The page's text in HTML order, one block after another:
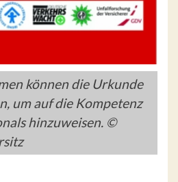
können die Urkunde
um auf die Kompetenz
hinzuweisen. ©